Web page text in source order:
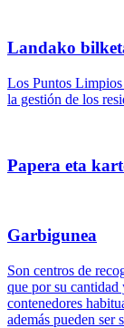
Landako
Los Puntos Limpios
la gestión de los
Papera eta
Garbigunea
Son centros de
que por su cantidad
contenedores
además pueden ser